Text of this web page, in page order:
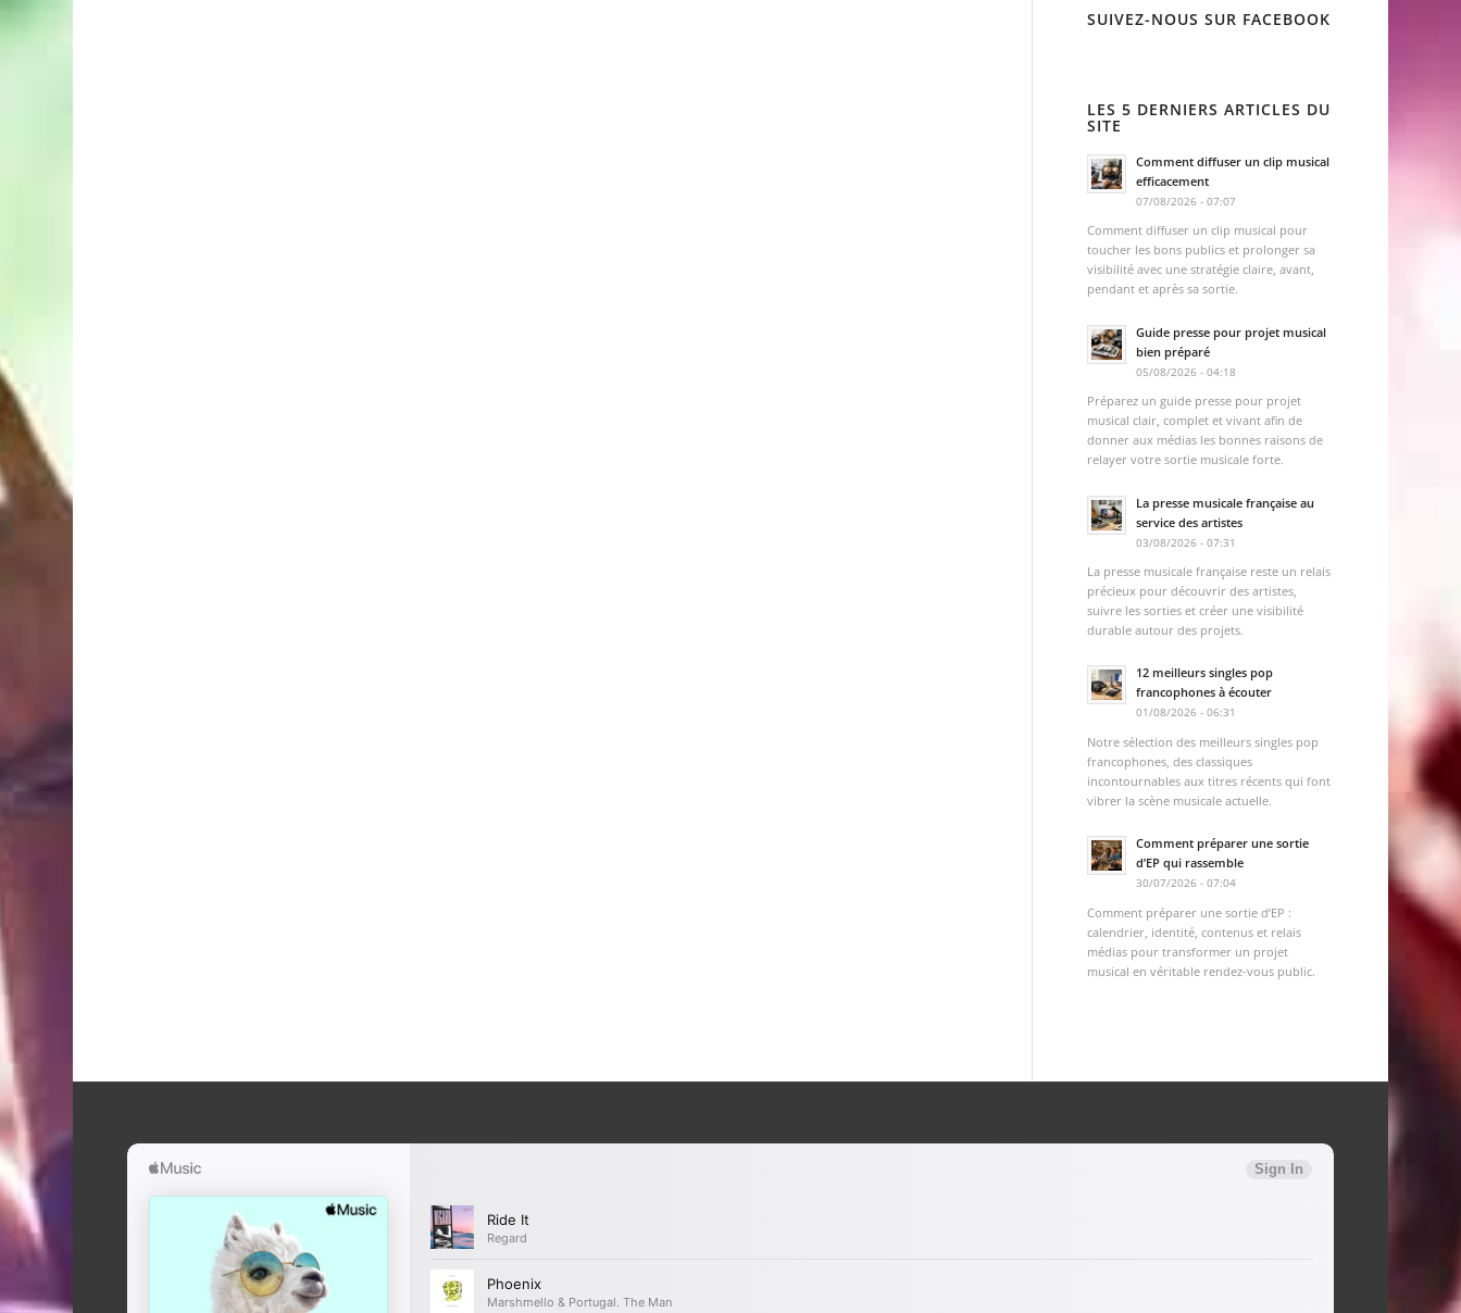
SUIVEZ-NOUS SUR FACEBOOK
LES 5 DERNIERS ARTICLES DU
SITE
Comment diffuser un clip musical
efficacement
07/08/2026 - 07:07
Comment diffuser un clip musical pour
toucher les bons publics et prolonger sa
visibilité avec une stratégie claire, avant,
pendant et après sa sortie.
Guide presse pour projet musical
bien préparé
05/08/2026 - 04:18
Préparez un guide presse pour projet
musical clair, complet et vivant afin de
donner aux médias les bonnes raisons de
relayer votre sortie musicale forte.
La presse musicale française au
service des artistes
03/08/2026 - 07:31
La presse musicale française reste un relais
précieux pour découvrir des artistes,
suivre les sorties et créer une visibilité
durable autour des projets.
12 meilleurs singles pop
francophones à écouter
01/08/2026 - 06:31
Notre sélection des meilleurs singles pop
francophones, des classiques
incontournables aux titres récents qui font
vibrer la scène musicale actuelle.
Comment préparer une sortie
d’EP qui rassemble
30/07/2026 - 07:04
Comment préparer une sortie d’EP :
calendrier, identité, contenus et relais
médias pour transformer un projet
musical en véritable rendez-vous public.